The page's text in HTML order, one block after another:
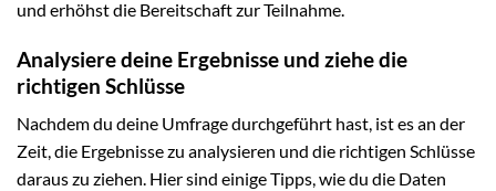
und erhöhst die Bereitschaft zur Teilnahme.
Analysiere deine Ergebnisse und ziehe die
richtigen Schlüsse
Nachdem du deine Umfrage durchgeführt hast, ist es an der
Zeit, die Ergebnisse zu analysieren und die richtigen Schlüsse
daraus zu ziehen. Hier sind einige Tipps, wie du die Daten